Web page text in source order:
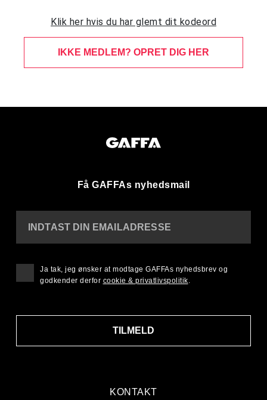
Klik her hvis du har glemt dit kodeord
IKKE MEDLEM? OPRET DIG HER
Få GAFFAs nyhedsmail
KONTAKT
INDTAST DIN EMAILADRESSE
TILMELD
Ja tak, jeg ønsker at modtage GAFFAs nyhedsbrev og
godkender derfor cookie & privatlivspolitik